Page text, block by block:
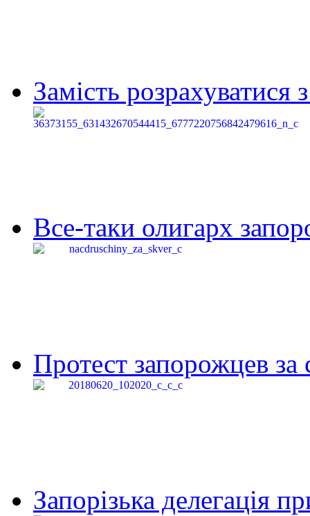
Замість
Все-таки олигарх
Протест запорожцев за
Запорізька делегація